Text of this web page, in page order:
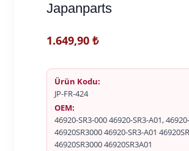
Japanparts
1.649,90 ₺
Ürün Kodu:
JP-FR-424
OEM:
46920-SR3-000 46920-SR3-A01,
46920SR3000 46920-SR3-A01
46920SR3000 46920SR3A01